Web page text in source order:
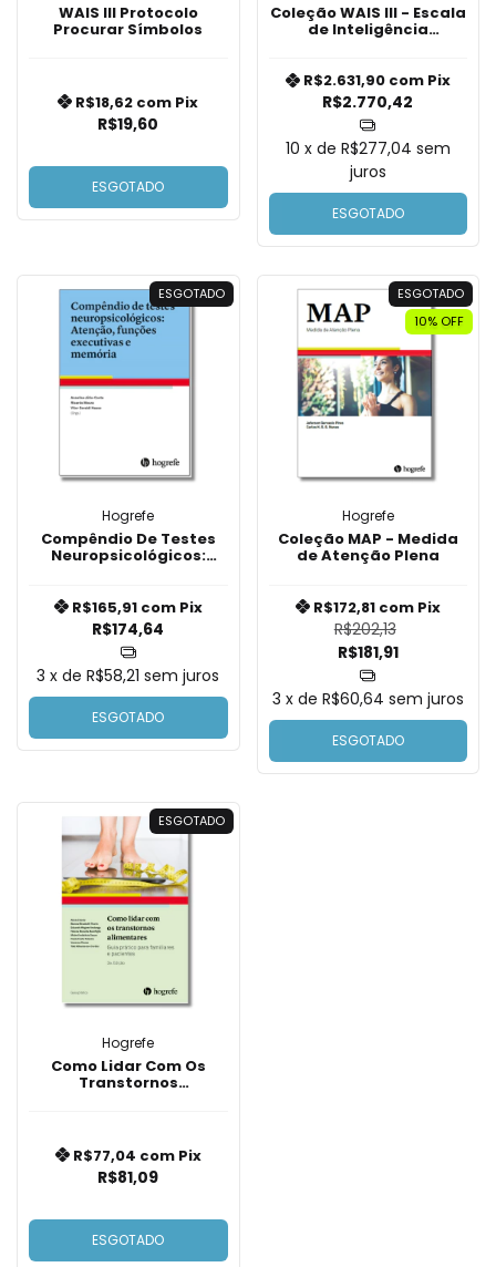
WAIS III Protocolo
Procurar Símbolos
R$19,60
R$18,62 com Pix
ESGOTADO
Coleção WAIS III - Escala
de Inteligência
R$2.770,42
R$2.631,90 com Pix
10 x de R$277,04 sem
juros
ESGOTADO
ESGOTADO
Hogrefe
Compêndio De Testes
Neuropsicológicos:
R$174,64
R$165,91 com Pix
3 x deR$58,21 sem juros
ESGOTADO
ESGOTADO
10% OFF
Hogrefe
Coleção MAP - Medida
de Atenção Plena
R$202,13
R$181,91
R$172,81 com Pix
3 x de R$60,64 sem juros
ESGOTADO
ESGOTADO
Hogrefe
Como Lidar Com Os
Transtornos
R$81,09
R$77,04 com Pix
ESGOTADO